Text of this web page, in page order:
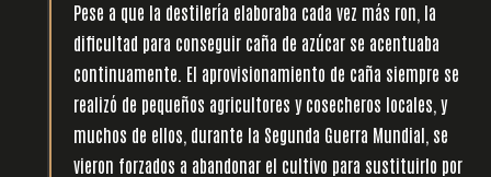
Pese a que la destilería elaboraba cada vez más ron, la
dificultad para conseguir caña de azúcar se acentuaba
continuamente. El aprovisionamiento de caña siempre se
realizó de pequeños agricultores y cosecheros locales, y
muchos de ellos, durante la Segunda Guerra Mundial, se
vieron forzados a abandonar el cultivo para sustituirlo por